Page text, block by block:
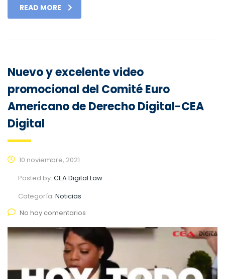
READ MORE
Nuevo y excelente video
promocional del Comité Euro
Americano de Derecho Digital-CEA
Digital
10 noviembre, 2021
Posted by: CEA Digital Law
Categoría: Noticias
No hay comentarios